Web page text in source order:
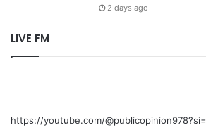
2 days ago
LIVE FM
https://youtube.com/